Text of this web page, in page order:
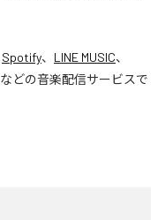
Spotify、 LINE MUSIC、
などの音楽配信サービスで